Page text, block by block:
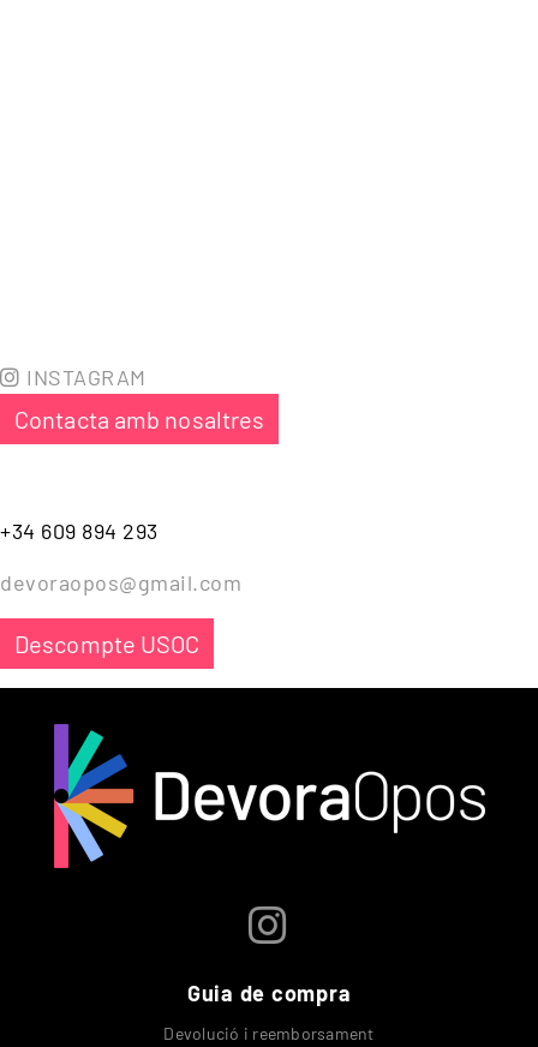
INSTAGRAM
Contacta amb nosaltres
+34 609 894 293
devoraopos@gmail.com
Descompte USOC
Guia de compra
Devolució i reemborsament